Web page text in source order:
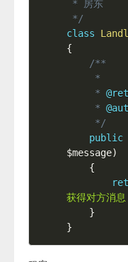
*/
class
{
/**
     *
     *
     */
public
$message)
{
获得对方消
}
}